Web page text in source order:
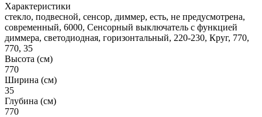
Характеристики
стекло, подвесной, сенсор, диммер, есть, не предусмотрена,
современный, 6000, Сенсорный выключатель с функцией
диммера, светодиодная, горизонтальный, 220-230, Круг, 770,
770, 35
Высота (см)
770
Ширина (см)
35
Глубина (см)
770